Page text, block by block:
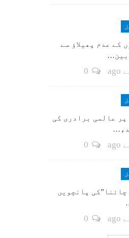
کے عدم پھیلاؤ سے
بین…
عالمی برادری کی
پانچویں